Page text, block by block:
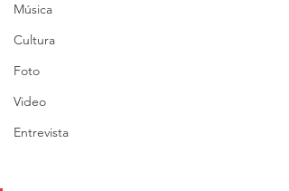
Música
Cultura
Foto
Video
Entrevista